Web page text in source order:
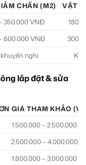
CHẤN (M2)
VẬT
350.000 VNĐ
600.000 VNĐ
nghị
lắp đặt & sửa
GIÁ THAM KHẢO
1.500.000 – 2.500.000
2.500.000 – 4.000.000
1.800.000 – 3.000.000